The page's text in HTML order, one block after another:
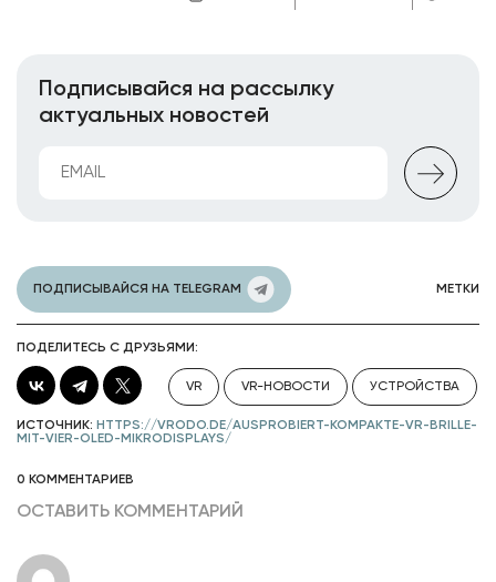
Подписывайся на рассылку
актуальных новостей
ПОДПИСЫВАЙСЯ НА TELEGRAM МЕТКИ
ПОДЕЛИТЕСЬ С ДРУЗЬЯМИ:
VR VR-НОВОСТИ УСТРОЙСТВА
ИСТОЧНИК: HTTPS://VRODO.DE/AUSPROBIERT-KOMPAKTE-VR-BRILLE-
MIT-VIER-OLED-MIKRODISPLAYS/
0 КОММЕНТАРИЕВ
ОСТАВИТЬ КОММЕНТАРИЙ